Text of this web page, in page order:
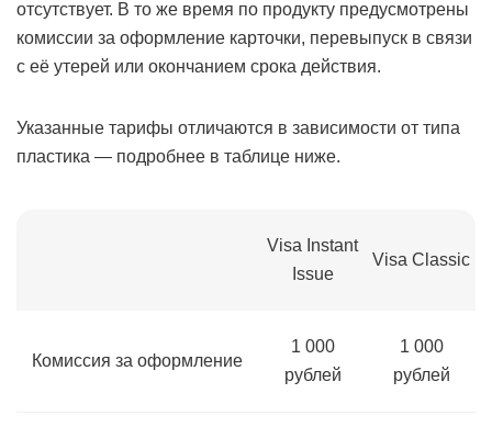
отсутствует. В то же время по продукту предусмотрены
комиссии за оформление карточки, перевыпуск в связи
с её утерей или окончанием срока действия.
Указанные тарифы отличаются в зависимости от типа
пластика — подробнее в таблице ниже.
Visa Instant
Issue
Visa Classic
Комиссия за оформление
1 000
рублей
1 000
рублей